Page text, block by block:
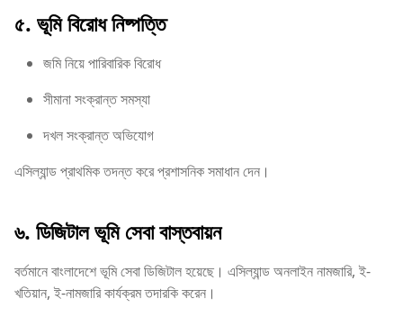
৫. ভূমি বিরোধ নিষ্পত্তি
জমি নিয়ে পারিবারিক বিরোধ
সীমানা সংক্রান্ত সমস্যা
দখল সংক্রান্ত অভিযোগ
এসিল্যান্ড প্রাথমিক তদন্ত করে প্রশাসনিক সমাধান দেন।
৬. ডিজিটাল ভূমি সেবা বাস্তবায়ন
বর্তমানে বাংলাদেশে ভূমি সেবা ডিজিটাল হয়েছে। এসিল্যান্ড অনলাইন নামজারি, ই-
খতিয়ান, ই-নামজারি কার্যক্রম তদারকি করেন।